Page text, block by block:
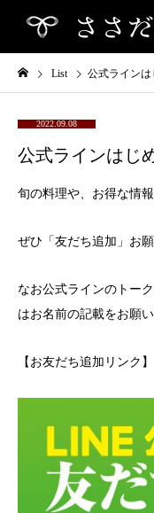
List 公式ラインは
2022.09.08
公式ラインはじ
旬の料理や、お得な情
ぜひ「友だち追加」お願
なお公式ラインのトー
はお名前の記載をお願い
【お友だち追加リンク